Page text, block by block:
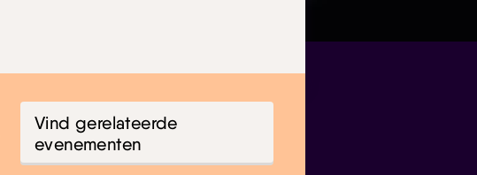
Vind gerelateerde
evenementen